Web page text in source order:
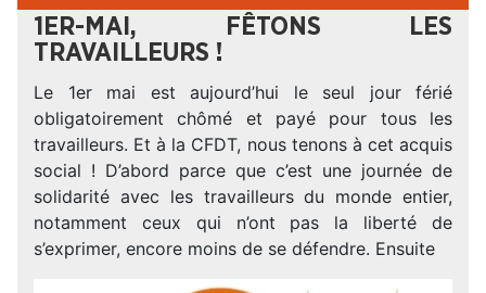
1ER-MAI, FÊTONS LES
TRAVAILLEURS !
Le 1er mai est aujourd’hui le seul jour férié
obligatoirement chômé et payé pour tous les
travailleurs. Et à la CFDT, nous tenons à cet acquis
social ! D’abord parce que c’est une journée de
solidarité avec les travailleurs du monde entier,
notamment ceux qui n’ont pas la liberté de
s’exprimer, encore moins de se défendre. Ensuite